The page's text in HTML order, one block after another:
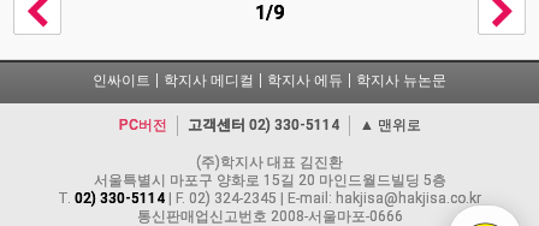
1/9
인싸이트 학지사 메디컬 학지사 에듀 학지사 뉴논문
PC버전 고객센터 02) 330-5114 ▲ 맨위로
(주)학지사 대표 김진환
서울특별시 마포구 양화로 15길 20 마인드월드빌딩 5층
T. 02) 330-5114 | F. 02) 324-2345 | E-mail: hakjisa@hakjisa.co.kr
통신판매업신고번호 2008-서울마포-0666